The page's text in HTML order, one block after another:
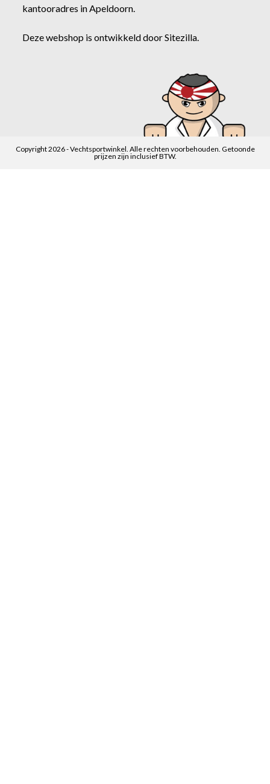
kantooradres in Apeldoorn.
Deze webshop is ontwikkeld doorSitezilla
Copyright 2026 - Vechtsportwinkel. Alle rechten voorbehouden. Getoonde
prijzen zijn inclusief BTW.